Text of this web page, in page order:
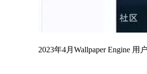
2023年4月Wallpaper Engine 用